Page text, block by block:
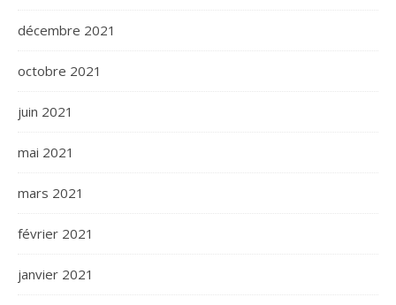
décembre 2021
octobre 2021
juin 2021
mai 2021
mars 2021
février 2021
janvier 2021